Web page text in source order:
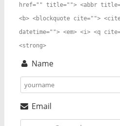
href="" title=""> <abbr
<b> <blockquote cite="">
datetime=""> <em> <i> <q
<strong>
Name
Email